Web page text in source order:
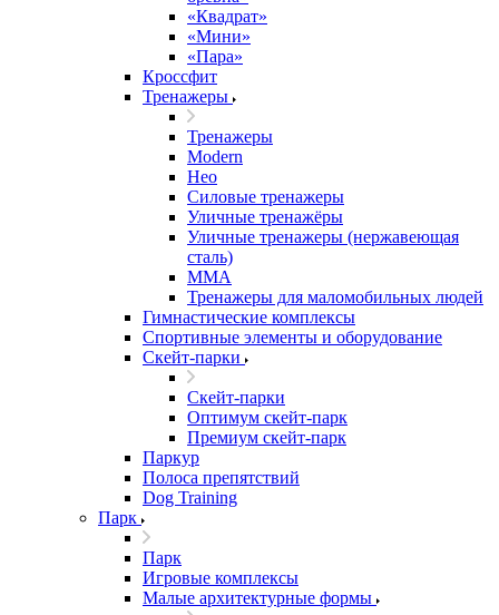
«Квадрат»
«Мини»
«Пара»
Кроссфит
Тренажеры
Тренажеры
Modern
Нео
Силовые тренажеры
Уличные тренажёры
Уличные тренажеры (нержавеющая
сталь)
ММА
Тренажеры для маломобильных людей
Гимнастические комплексы
Спортивные элементы и оборудование
Скейт-парки
Скейт-парки
Оптимум скейт-парк
Премиум скейт-парк
Паркур
Полоса препятствий
Dog Training
Парк
Парк
Игровые комплексы
Малые архитектурные формы